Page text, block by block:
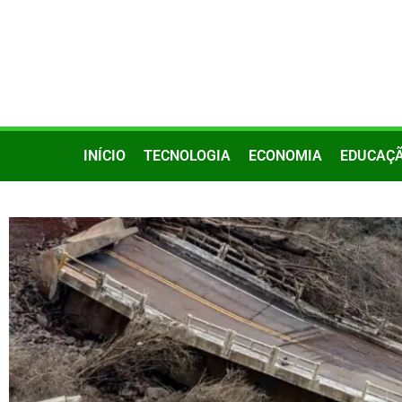
INÍCIO TECNOLOGIA ECONOMIA